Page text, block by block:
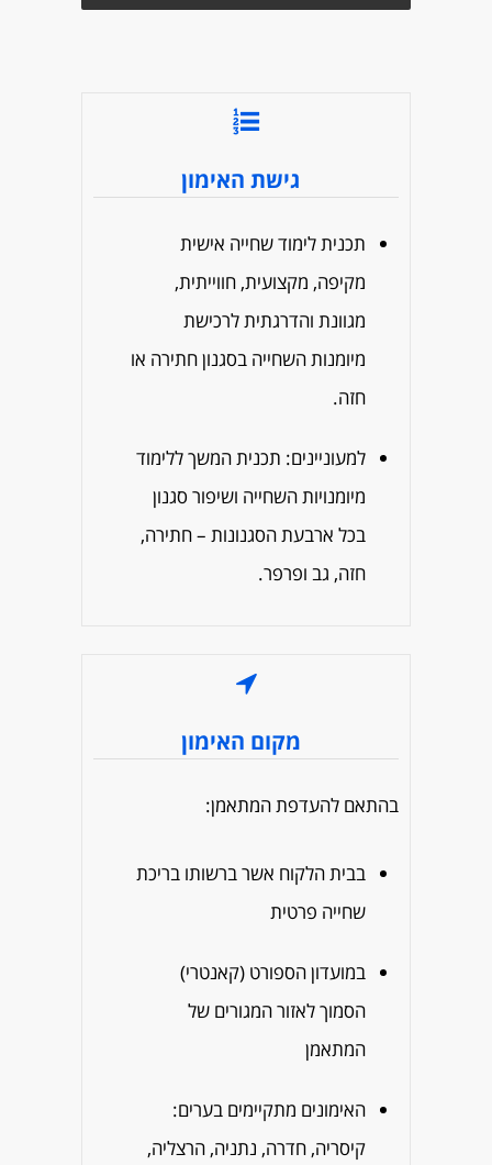
גישת האימון
תכנית לימוד שחייה אישית
מקיפה, מקצועית, חווייתית,
מגוונת והדרגתית לרכישת
מיומנות השחייה בסגנון חתירה או
חזה.
למעוניינים: תכנית המשך ללימוד
מיומנויות השחייה ושיפור סגנון
בכל ארבעת הסגנונות – חתירה,
חזה, גב ופרפר.
מקום האימון
בהתאם להעדפת המתאמן:
בבית הלקוח אשר ברשותו בריכת
שחייה פרטית
במועדון הספורט (קאנטרי)
הסמוך לאזור המגורים של
המתאמן
האימונים מתקיימים בערים:
קיסריה, חדרה, נתניה, הרצליה,